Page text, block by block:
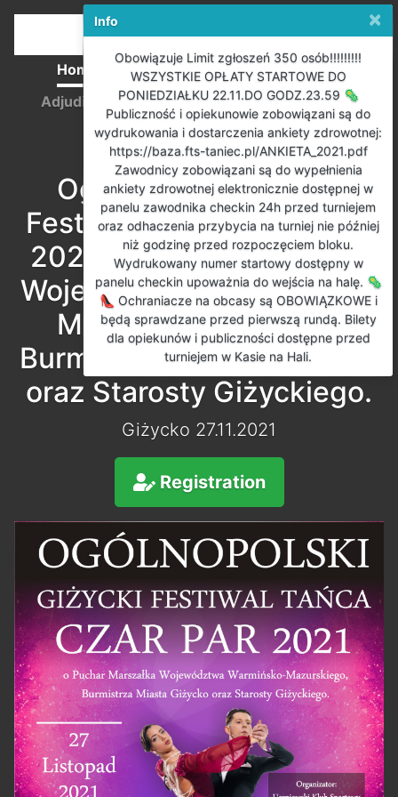
Info ×
Obowiązuje Limit zgłoszeń 350 osób!!!!!!!!!
WSZYSTKIE OPŁATY STARTOWE DO
PONIEDZIAŁKU 22.11.DO GODZ.23.59 🦠
Publiczność i opiekunowie zobowiązani są do
wydrukowania i dostarczenia ankiety zdrowotnej:
https://baza.fts-taniec.pl/ANKIETA_2021.pdf
Zawodnicy zobowiązani są do wypełnienia
ankiety zdrowotnej elektronicznie dostępnej w
panelu zawodnika checkin 24h przed turniejem
oraz odhaczenia przybycia na turniej nie później
niż godzinę przed rozpoczęciem bloku.
Wydrukowany numer startowy dostępny w
panelu checkin upoważnia do wejścia na halę. 🦠
👠 Ochraniacze na obcasy są OBOWIĄZKOWE i
będą sprawdzane przed pierwszą rundą. Bilety
dla opiekunów i publiczności dostępne przed
turniejem w Kasie na Hali.
Home Registration
Competition Rules
Adjudicators
Payments Start lists
Results
Polski
Ogólnopolski Giżycki
Festiwal Tańca „Czar Par”
2021 o Puchar Marszałka
Województwa Warmińsko-
Mazurskiego, Puchar
Burmistrza Miasta Giżycka
oraz Starosty Giżyckiego.
Giżycko 27.11.2021
Registration